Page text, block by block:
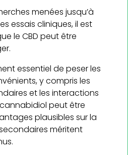
menées jusqu’à
essais cliniques, il est
le CBD peut être
essentiel de peser les
y compris les
et les interactions
peut être
plausibles sur la
méritent